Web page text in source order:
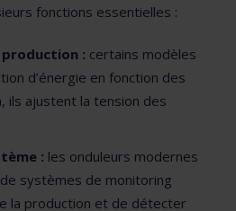
fonctions essentielles :
: certains modèles
d’énergie en fonction des
ils ajustent la tension des
: les onduleurs modernes
systèmes de monitoring
la production et de détecter